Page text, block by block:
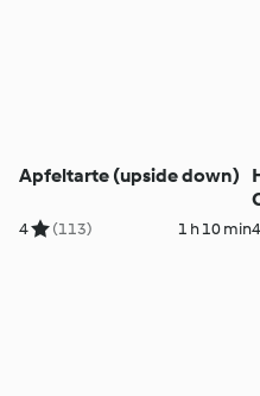
Apfeltarte (upside down)
4 (113) 1 h 10 min4